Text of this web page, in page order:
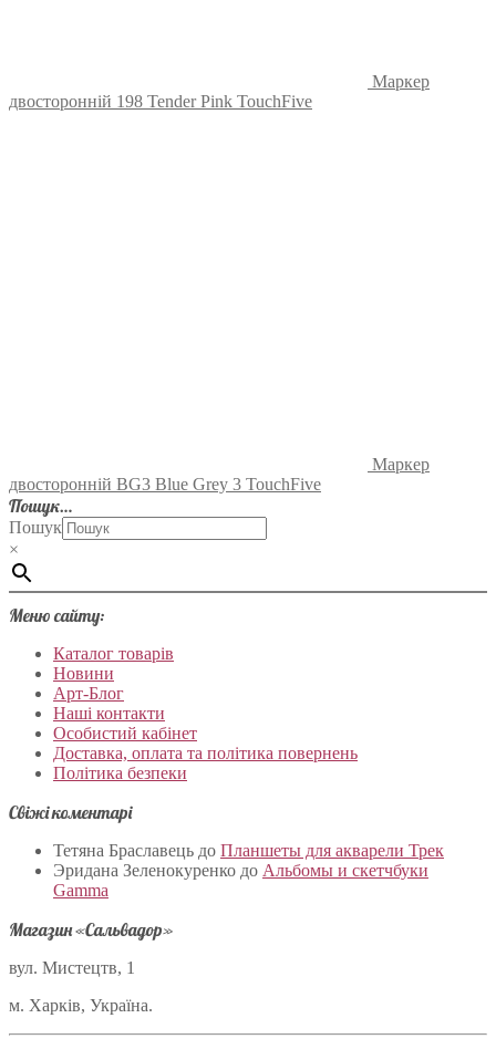
Маркер
двосторонній 198 Tender Pink TouchFive
Маркер
двосторонній BG3 Blue Grey 3 TouchFive
Пошук…
Пошук
×
Меню сайту:
Каталог товарів
Новини
Арт-Блог
Наші контакти
Особистий кабінет
Доставка, оплата та політика повернень
Політика безпеки
Свіжі коментарі
Тетяна Браславець до Планшеты для акварели Трек
Эридана Зеленокуренко до Альбомы и скетчбуки
Gamma
Магазин «Сальвадор»
вул. Мистецтв, 1
м. Харків, Україна.